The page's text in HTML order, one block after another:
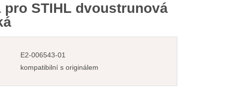
STIHL dvoustrunová
E2-006543-01
kompatibilní s originálem